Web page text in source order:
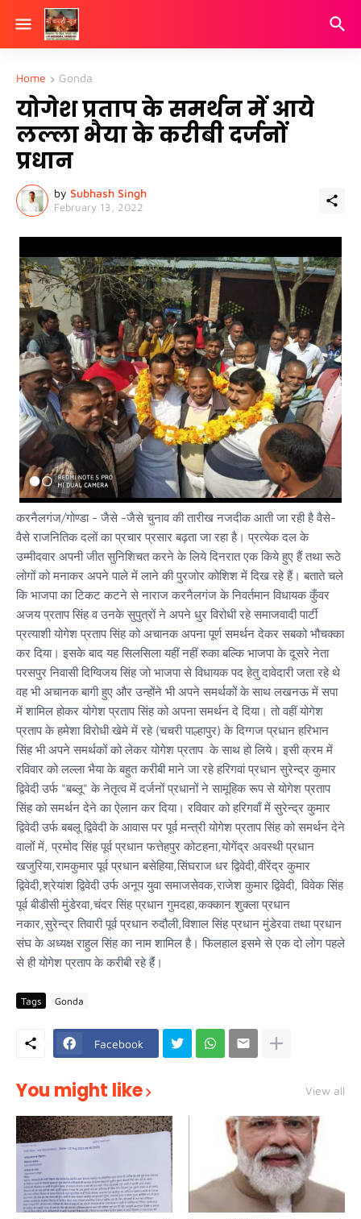
Home Gonda
योगेश प्रताप के समर्थन में आये
लल्ला भैया के करीबी दर्जनों
प्रधान
by Subhash Singh
February 13, 2022
करनैलगंज/गोण्डा - जैसे -जैसे चुनाव की तारीख नजदीक आती जा रही है वैसे-
वैसे राजनितिक दलों का प्रचार प्रसार बढ़ता जा रहा है। प्रत्येक दल के
उम्मीदवार अपनी जीत सुनिशिचत करने के लिये दिनरात एक किये हुए हैं तथा रूठे
लोगों को मनाकर अपने पाले में लाने की पुरजोर कोशिश में दिख रहे हैं। बताते चले
कि भाजपा का टिकट कटने से नाराज करनैलगंज के निवर्तमान विधायक कुँवर
अजय प्रताप सिंह व उनके सुपुत्रों ने अपने धुर विरोधी रहे समाजवादी पार्टी
प्रत्याशी योगेश प्रताप सिंह को अचानक अपना पूर्ण समर्थन देकर सबको भौचक्का
कर दिया। इसके बाद यह सिलसिला यहीं नहीं रुका बल्कि भाजपा के दूसरे नेता
परसपुर निवासी दिग्विजय सिंह जो भाजपा से विधायक पद हेतु दावेदारी जता रहे थे
वह भी अचानक बागी हुए और उन्होंने भी अपने समर्थकों के साथ लखनऊ में सपा
में शामिल होकर योगेश प्रताप सिंह को अपना समर्थन दे दिया। तो वहीं योगेश
प्रताप के हमेशा विरोधी खेमे में रहे (चचरी पाल्हापुर) के दिग्गज प्रधान हरिभान
सिंह भी अपने समर्थकों को लेकर योगेश प्रताप के साथ हो लिये। इसी क्रम में
रविवार को लल्ला भैया के बहुत करीबी माने जा रहे हरिगवां प्रधान सुरेन्द्र कुमार
द्विवेदी उर्फ "बब्लू" के नेतृत्व में दर्जनों प्रधानों ने सामूहिक रूप से योगेश प्रताप
सिंह को समर्थन देने का ऐलान कर दिया। रविवार को हरिगवाँ में सुरेन्द्र कुमार
द्विवेदी उर्फ बबलू द्विवेदी के आवास पर पूर्व मन्त्री योगेश प्रताप सिंह को समर्थन देने
वालों में, प्रमोद सिंह पूर्व प्रधान फत्तेहपुर कोटहना,योगेंद्र अवस्थी प्रधान
खजुरिया,रामकुमार पूर्व प्रधान बसेहिया,सिंघराज धर द्विवेदी,वीरेंद्र कुमार
द्विवेदी,श्रेयांश द्विवेदी उर्फ अनूप युवा समाजसेवक,राजेश कुमार द्विवेदी, विवेक सिंह
पूर्व बीडीसी मुंडेरवा,चंदर सिंह प्रधान गुमदहा,कक्कान शुक्ला प्रधान
नकार,सुरेन्द्र तिवारी पूर्व प्रधान रुदौली,विशाल सिंह प्रधान मुंडेरवा तथा प्रधान
संघ के अध्यक्ष राहुल सिंह का नाम शामिल है। फिलहाल इसमे से एक दो लोग पहले
से ही योगेश प्रताप के करीबी रहे हैंं।
Tags Gonda
Facebook
You might like View all